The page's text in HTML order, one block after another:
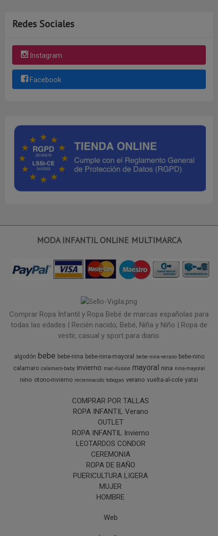
Redes Sociales
Instagram
Facebook
MODA INFANTIL ONLINE MULTIMARCA
Comprar Ropa Infantil y Ropa Bebé de marcas españolas para
todas las edades | Recién nacido, Bebé, Niña y Niño | Ropa de
vestir, casual y sport para diario.
algodón bebe bebe-nina bebe-nina-mayoral bebe-nina-verano bebe-nino
calamaro calamaro-baby invierno mac-ilusion mayoral nina nina-mayoral
nino otono-invierno reciennacido tobogan verano vuelta-al-cole yatsi
COMPRAR POR TALLAS
ROPA INFANTIL Verano
OUTLET
ROPA INFANTIL Invierno
LEOTARDOS CONDOR
CEREMONIA
ROPA DE BAÑO
PUERICULTURA LIGERA
MUJER
HOMBRE
Web